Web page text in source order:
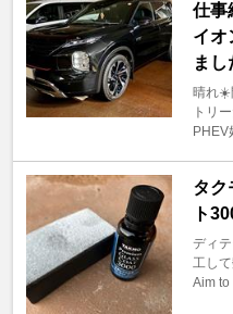
仕事
イオ
まし
晴れ☀️
トリ
PHEV
タク
ト
ディ
工し
Aim to